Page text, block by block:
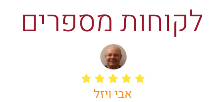
לקוחות מספרים
אבי ויזל